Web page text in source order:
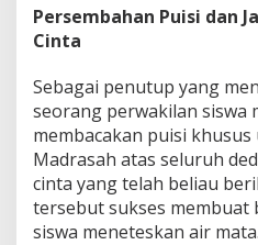
Persembahan Puisi dan
Cinta
Sebagai penutup yang
seorang perwakilan siswa
membacakan puisi
Madrasah atas seluruh
cinta yang telah beliau
tersebut sukses membuat
siswa meneteskan air mata.